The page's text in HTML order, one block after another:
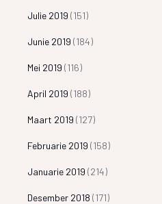
Julie 2019 (151)
Junie 2019 (184)
Mei 2019 (116)
April 2019 (188)
Maart 2019 (127)
Februarie 2019 (158)
Januarie 2019 (214)
Desember 2018 (171)